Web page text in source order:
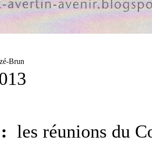
Brun
les réunions du